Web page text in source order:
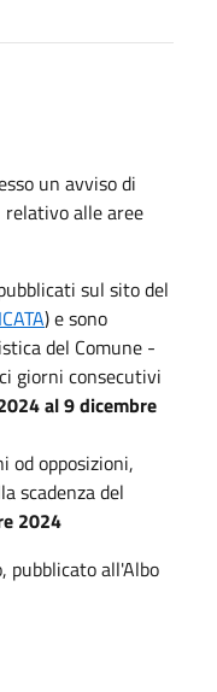
un avviso di
relativo alle aree
sul sito del
) e sono
del Comune -
giorni consecutivi
al 9 dicembre
od opposizioni,
scadenza del
2024
pubblicato all'Albo